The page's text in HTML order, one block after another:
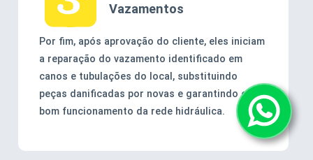
Vazamentos
Por fim, após aprovação do cliente, eles iniciam
a reparação do vazamento identificado em
canos e tubulações do local, substituindo
peças danificadas por novas e garantindo o
bom funcionamento da rede hidráulica.